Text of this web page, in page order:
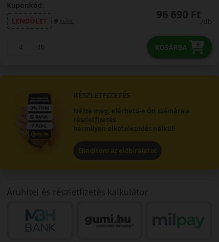
Kuponkód:
LENDÜLET
másol 96 690 Ft
/db
db KOSÁRBA
RÉSZLETFIZETÉS
Nézze meg, elérhető-e Ön számára a
részletfizetés
bármilyen elköteleződés nélkül!
Elindítom az előbírálatot
Áruhitel és részletfizetés kalkulátor